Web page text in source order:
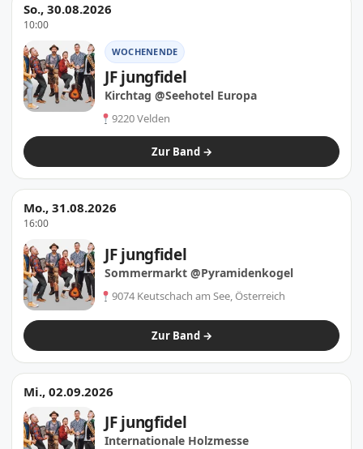
So., 30.08.2026
10:00
WOCHENENDE
JF jungfidel
Kirchtag @Seehotel Europa
9220 Velden
Zur Band →
Mo., 31.08.2026
16:00
JF jungfidel
Sommermarkt @Pyramidenkogel
9074 Keutschach am See, Österreich
Zur Band →
Mi., 02.09.2026
JF jungfidel
Internationale Holzmesse